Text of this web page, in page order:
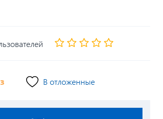
В отложенные